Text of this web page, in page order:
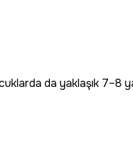
da yaklaşık 7–8